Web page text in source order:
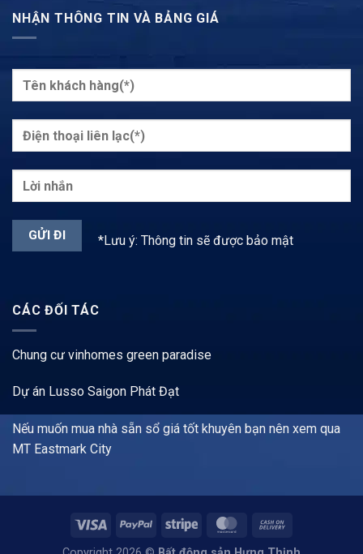
NHẬN THÔNG TIN VÀ BẢNG GIÁ
*Lưu ý: Thông tin sẽ được bảo mật
CÁC ĐỐI TÁC
Chung cư vinhomes green paradise
Dự án Lusso Saigon Phát Đạt
Nếu muốn mua nhà sẵn sổ giá tốt khuyên bạn nên xem qua
MT Eastmark City